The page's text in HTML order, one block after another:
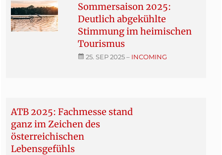
Sommersaison 2025:
Deutlich abgekühlte
Stimmung im heimischen
Tourismus
25. SEP 2025– INCOMING
ATB 2025: Fachmesse stand
ganz im Zeichen des
österreichischen
Lebensgefühls